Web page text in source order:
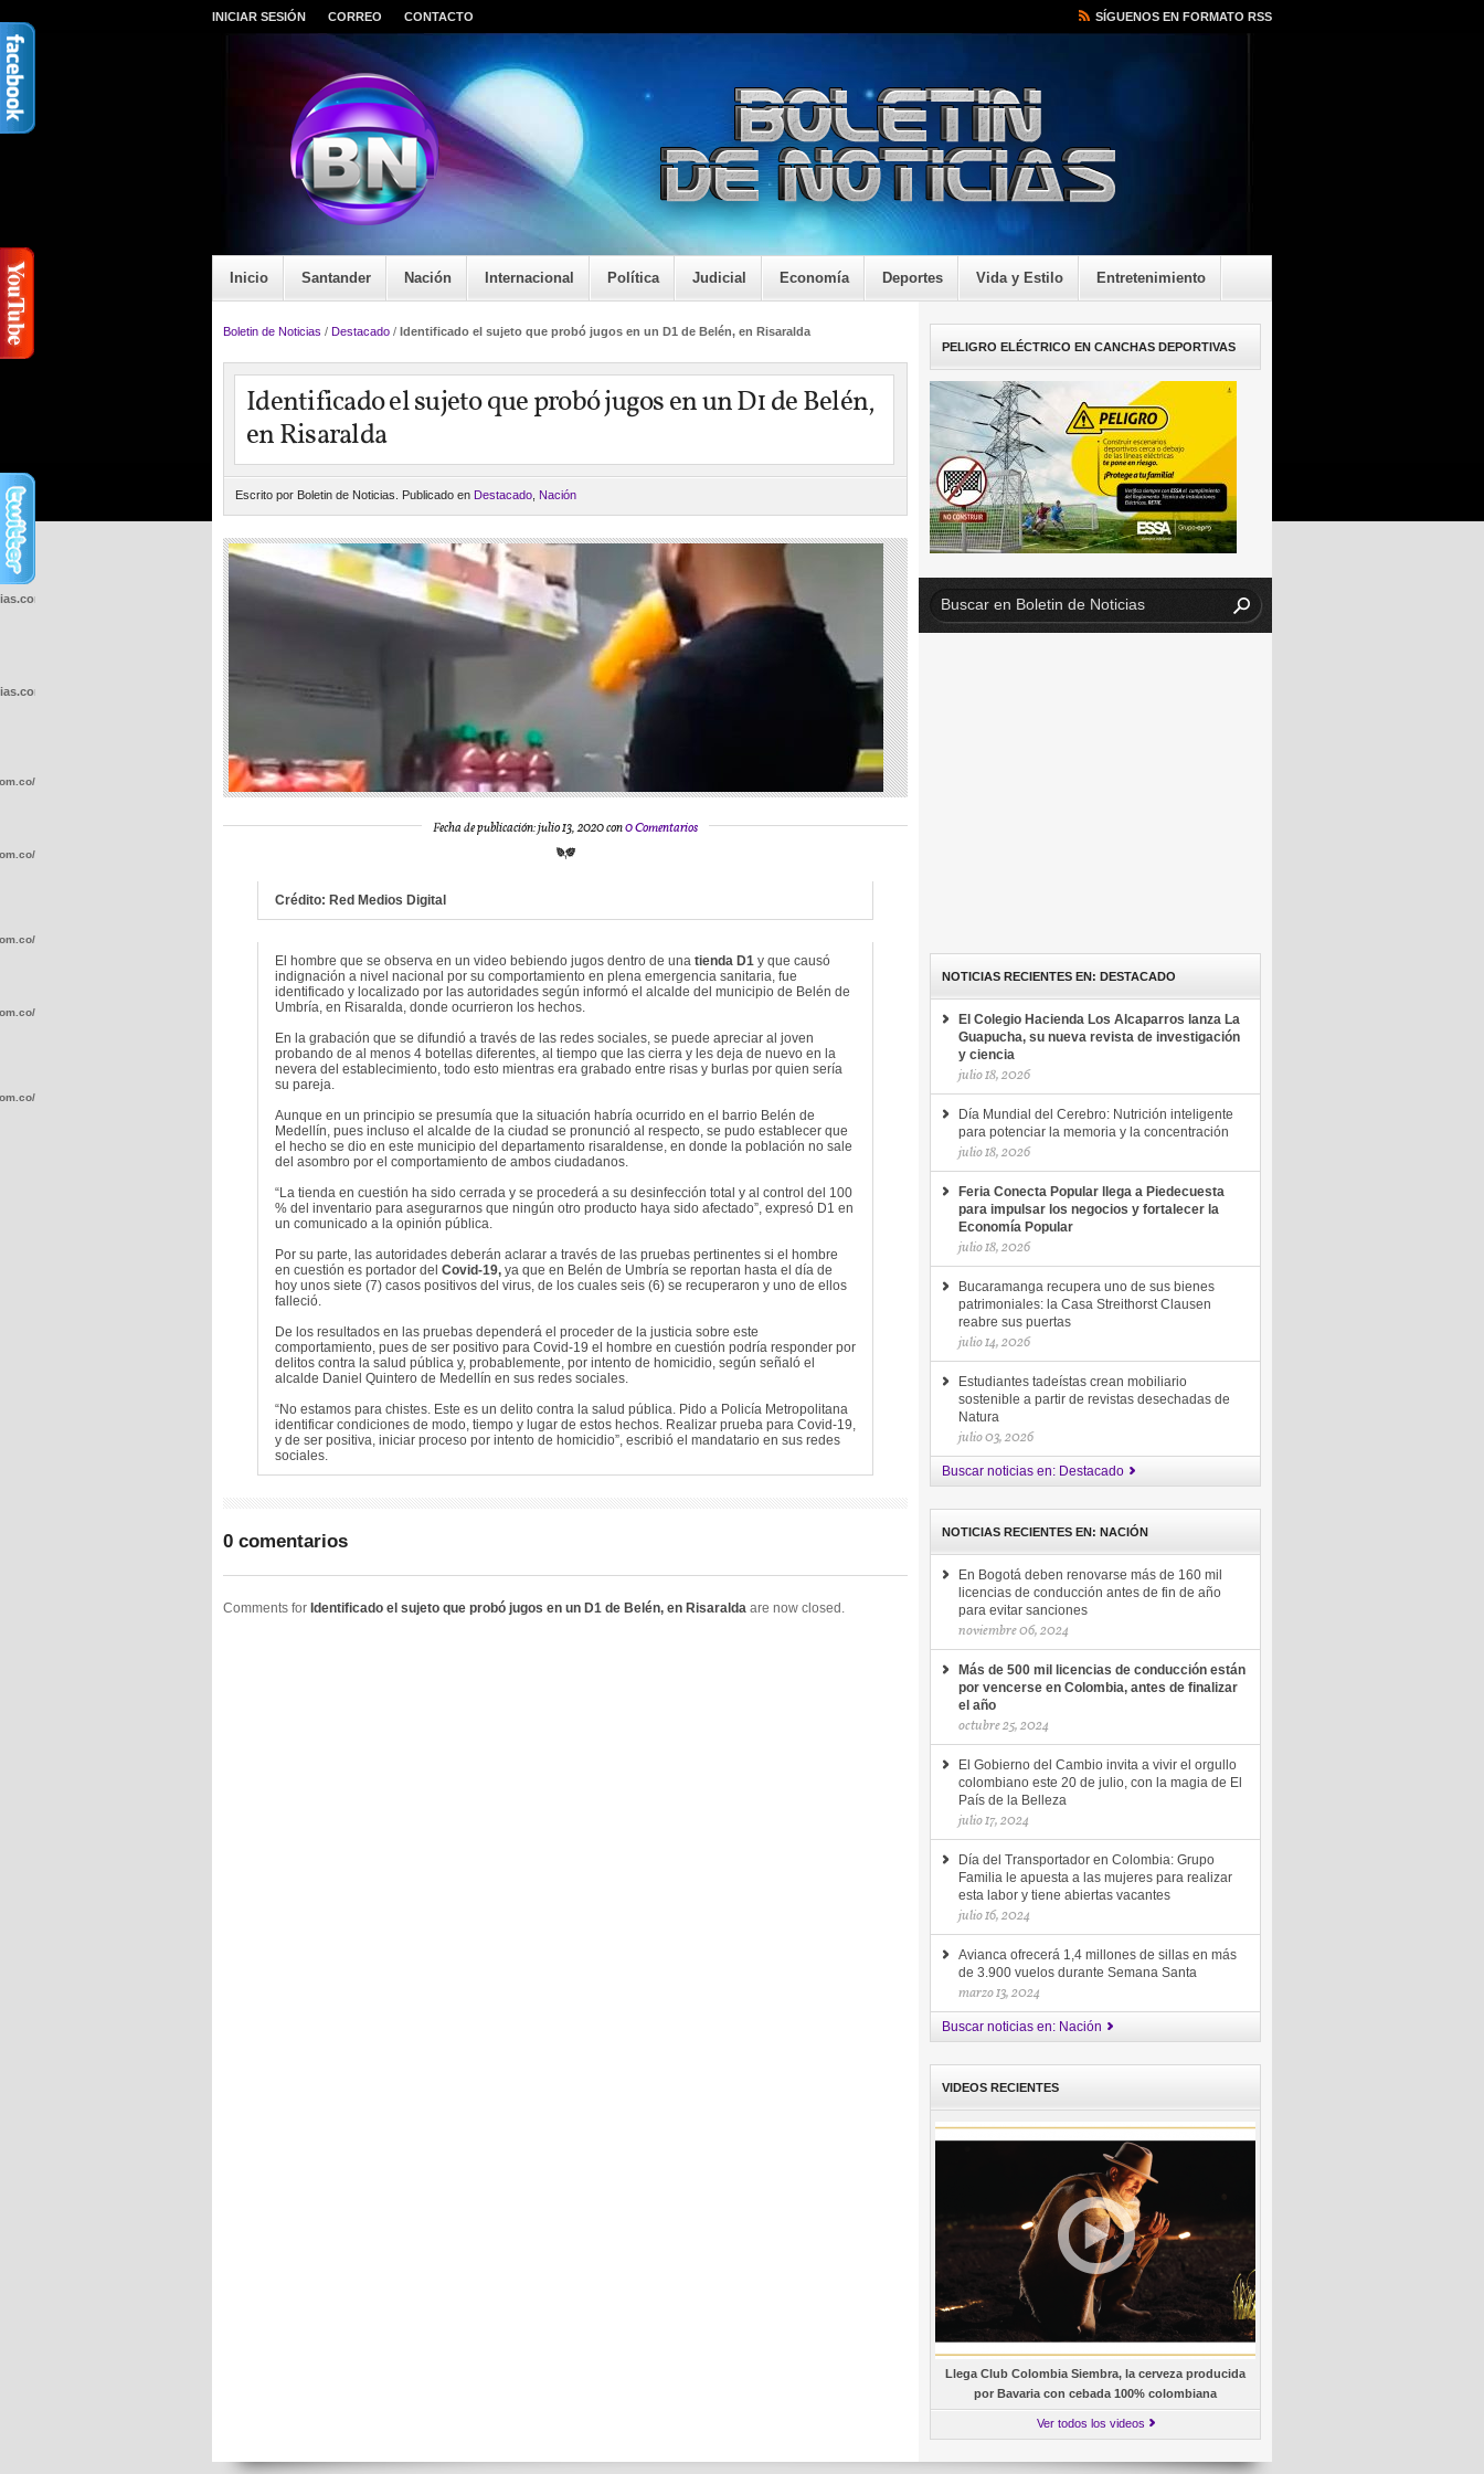
INICIAR SESIÓN CORREO CONTACTO SÍGUENOS EN FORMATO RSS
Inicio Santander Nación Internacional Política Judicial Economía Deportes Vida y Estilo Entretenimiento
Boletin de Noticias / Destacado / Identificado el sujeto que probó jugos en un D1 de Belén, en Risaralda
Identificado el sujeto que probó jugos en un D1 de Belén,
en Risaralda
Escrito por Boletin de Noticias. Publicado en Destacado Nación
Fecha de publicación: julio 13, 2020 con0 Comentarios
Crédito: Red Medios Digital
El hombre que se observa en un video bebiendo jugos dentro de una tienda D1 y que causó
indignación a nivel nacional por su comportamiento en plena emergencia sanitaria, fue
identificado y localizado por las autoridades según informó el alcalde del municipio de Belén de
Umbría, en Risaralda, donde ocurrieron los hechos.
En la grabación que se difundió a través de las redes sociales, se puede apreciar al joven
probando de al menos 4 botellas diferentes, al tiempo que las cierra y les deja de nuevo en la
nevera del establecimiento, todo esto mientras era grabado entre risas y burlas por quien sería
su pareja.
Aunque en un principio se presumía que la situación habría ocurrido en el barrio Belén de
Medellín, pues incluso el alcalde de la ciudad se pronunció al respecto, se pudo establecer que
el hecho se dio en este municipio del departamento risaraldense, en donde la población no sale
del asombro por el comportamiento de ambos ciudadanos.
“La tienda en cuestión ha sido cerrada y se procederá a su desinfección total y al control del 100
% del inventario para asegurarnos que ningún otro producto haya sido afectado”, expresó D1 en
un comunicado a la opinión pública.
Por su parte, las autoridades deberán aclarar a través de las pruebas pertinentes si el hombre
en cuestión es portador del Covid-19, ya que en Belén de Umbría se reportan hasta el día de
hoy unos siete (7) casos positivos del virus, de los cuales seis (6) se recuperaron y uno de ellos
falleció.
De los resultados en las pruebas dependerá el proceder de la justicia sobre este
comportamiento, pues de ser positivo para Covid-19 el hombre en cuestión podría responder por
delitos contra la salud pública y, probablemente, por intento de homicidio, según señaló el
alcalde Daniel Quintero de Medellín en sus redes sociales.
“No estamos para chistes. Este es un delito contra la salud pública. Pido a Policía Metropolitana
identificar condiciones de modo, tiempo y lugar de estos hechos. Realizar prueba para Covid-19,
y de ser positiva, iniciar proceso por intento de homicidio”, escribió el mandatario en sus redes
sociales.
0 comentarios
Comments for Identificado el sujeto que probó jugos en un D1 de Belén, en Risaralda are now closed.
PELIGRO ELÉCTRICO EN CANCHAS DEPORTIVAS
NOTICIAS RECIENTES EN: DESTACADO
El Colegio Hacienda Los Alcaparros lanza La
Guapucha, su nueva revista de investigación
y ciencia
julio 18, 2026
Día Mundial del Cerebro: Nutrición inteligente
para potenciar la memoria y la concentración
julio 18, 2026
Feria Conecta Popular llega a Piedecuesta
para impulsar los negocios y fortalecer la
Economía Popular
julio 18, 2026
Bucaramanga recupera uno de sus bienes
patrimoniales: la Casa Streithorst Clausen
reabre sus puertas
julio 14, 2026
Estudiantes tadeístas crean mobiliario
sostenible a partir de revistas desechadas de
Natura
julio 03, 2026
Buscar noticias en: Destacado
NOTICIAS RECIENTES EN: NACIÓN
En Bogotá deben renovarse más de 160 mil
licencias de conducción antes de fin de año
para evitar sanciones
noviembre 06, 2024
Más de 500 mil licencias de conducción están
por vencerse en Colombia, antes de finalizar
el año
octubre 25, 2024
El Gobierno del Cambio invita a vivir el orgullo
colombiano este 20 de julio, con la magia de El
País de la Belleza
julio 17, 2024
Día del Transportador en Colombia: Grupo
Familia le apuesta a las mujeres para realizar
esta labor y tiene abiertas vacantes
julio 16, 2024
Avianca ofrecerá 1,4 millones de sillas en más
de 3.900 vuelos durante Semana Santa
marzo 13, 2024
Buscar noticias en: Nación
VIDEOS RECIENTES
Llega Club Colombia Siembra, la cerveza producida
por Bavaria con cebada 100% colombiana
Ver todos los videos
wp-
wp-
wp-
wp-
wp-
wp-
wp-